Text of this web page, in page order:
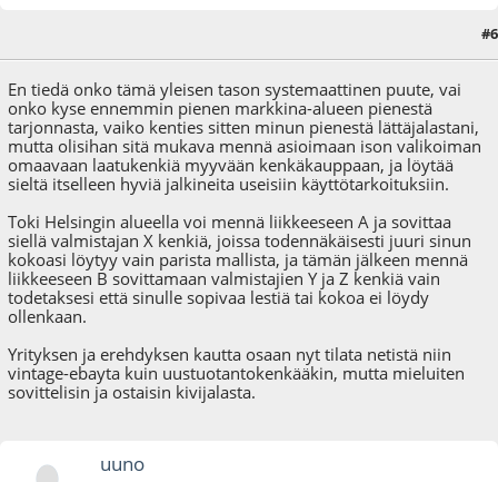
#6
En tiedä onko tämä yleisen tason systemaattinen puute, vai
onko kyse ennemmin pienen markkina-alueen pienestä
tarjonnasta, vaiko kenties sitten minun pienestä lättäjalastani,
mutta olisihan sitä mukava mennä asioimaan ison valikoiman
omaavaan laatukenkiä myyvään kenkäkauppaan, ja löytää
sieltä itselleen hyviä jalkineita useisiin käyttötarkoituksiin.
Toki Helsingin alueella voi mennä liikkeeseen A ja sovittaa
siellä valmistajan X kenkiä, joissa todennäkäisesti juuri sinun
kokoasi löytyy vain parista mallista, ja tämän jälkeen mennä
liikkeeseen B sovittamaan valmistajien Y ja Z kenkiä vain
todetaksesi että sinulle sopivaa lestiä tai kokoa ei löydy
ollenkaan.
Yrityksen ja erehdyksen kautta osaan nyt tilata netistä niin
vintage-ebayta kuin uustuotantokenkääkin, mutta mieluiten
sovittelisin ja ostaisin kivijalasta.
uuno